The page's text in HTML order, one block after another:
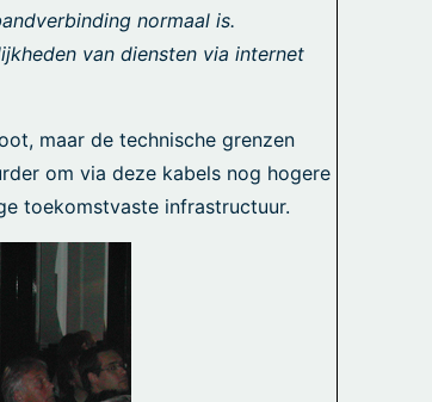
normaal is.
van diensten via internet
maar de technische grenzen
om via deze kabels nog hogere
toekomstvaste infrastructuur.